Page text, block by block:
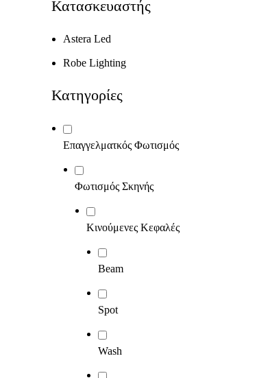
Κατασκευαστής
Astera Led
Robe Lighting
Κατηγορίες
Επαγγελματκός Φωτισμός
Φωτισμός Σκηνής
Κινούμενες Κεφαλές
Beam
Spot
Wash